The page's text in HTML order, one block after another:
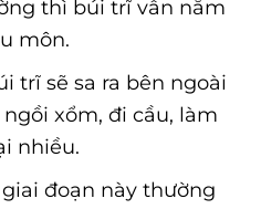
thì búi trĩ vẫn nằm
môn.
trĩ sẽ sa ra bên ngoài
xổm, đi cầu, làm
nhiều.
đoạn này thường